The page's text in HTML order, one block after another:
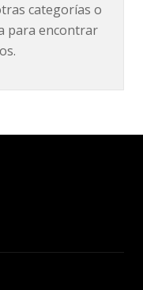
categorías o
para encontrar